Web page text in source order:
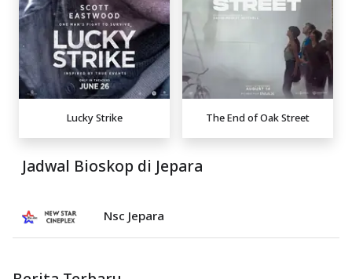
Lucky Strike The End of Oak Street
Jadwal Bioskop di Jepara
Nsc Jepara